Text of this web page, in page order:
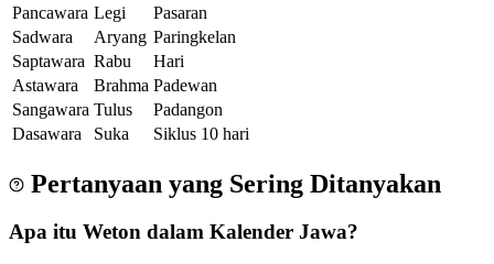
Pancawara Legi
Pasaran
Sadwara
Aryang Paringkelan
Saptawara Rabu
Hari
Astawara
Brahma Padewan
Sangawara Tulus
Padangon
Dasawara
Suka Siklus 10 hari
Pertanyaan yang Sering Ditanyakan
Apa itu Weton dalam Kalender Jawa?